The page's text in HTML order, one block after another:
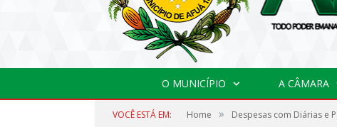
O MUNICÍPIO A CÂMARA
VOCÊ ESTÁ EM: Home » Despesas com Diárias e